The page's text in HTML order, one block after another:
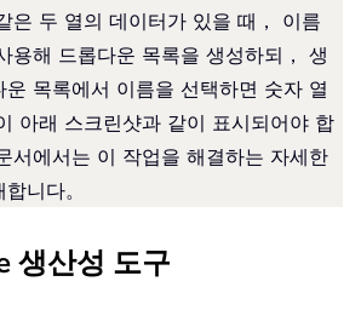
은 두 열의 데이터가 있을 때， 이름
용해 드롭다운 목록을 생성하되， 생
운 목록에서 이름을 선택하면 숫자 열
아래 스크린샷과 같이 표시되어야 합
서에서는 이 작업을 해결하는 자세한
니다。
생산성 도구